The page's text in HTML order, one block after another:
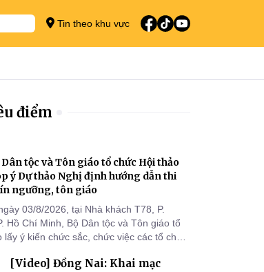
Tin theo khu vực
điểm
Dân tộc và Tôn giáo tổ chức Hội thảo
ý Dự thảo Nghị định hướng dẫn thi
ngưỡng, tôn giáo
03/8/2026, tại Nhà khách T78, P.
Hồ Chí Minh, Bộ Dân tộc và Tôn giáo tổ
lấy ý kiến chức sắc, chức việc các tổ chức
phố khu vực phía Nam nhằm góp ý hoàn
[Video] Đồng Nai: Khai mạc